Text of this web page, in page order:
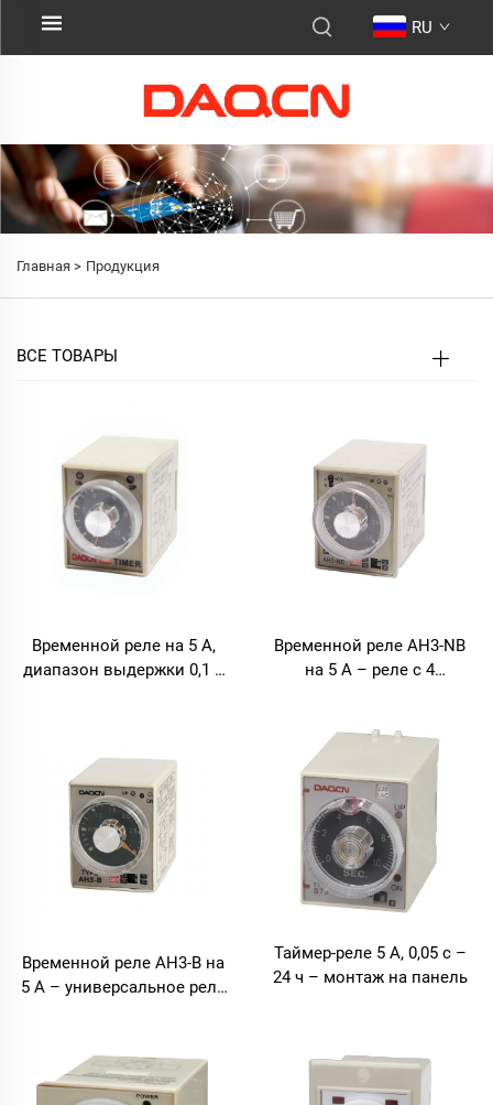
RU
Главная > Продукция
ВСЕ ТОВАРЫ
Временной реле на 5 А,
диапазон выдержки 0,1 с
Временной реле AH3-NB
на 5 А – реле с 4
на панель
Временной реле AH3-B на
5 А – универсальное реле
Таймер-реле 5 А, 0,05 с –
24 ч – монтаж на панель